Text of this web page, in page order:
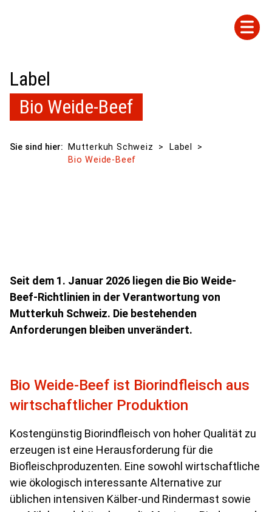
Label
Bio Weide-Beef
Sie sind hier: Mutterkuh Schweiz
Label
Bio Weide-Beef
Seit dem 1. Januar 2026 liegen die Bio Weide-
Beef-Richtlinien in der Verantwortung von
Mutterkuh Schweiz. Die bestehenden
Anforderungen bleiben unverändert.
Bio Weide-Beef ist Biorindfleisch aus
wirtschaftlicher Produktion
Kostengünstig Biorindfleisch von hoher Qualität zu
erzeugen ist eine Herausforderung für die
Biofleischproduzenten. Eine sowohl wirtschaftliche
wie ökologisch interessante Alternative zur
üblichen intensiven Kälber-und Rindermast sowie